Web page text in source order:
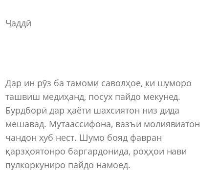
Ҷаддӣ
Дар ин рӯз ба тамоми саволҳое, ки шуморо
ташвиш медиҳанд, посух пайдо мекунед.
Бурдборӣ дар ҳаёти шахсиятон низ дида
мешавад. Мутаассифона, вазъи молиявиатон
чандон хуб нест. Шумо бояд фавран
қарзҳоятонро баргардонида, роҳҳои нави
пулкоркуниро пайдо намоед.